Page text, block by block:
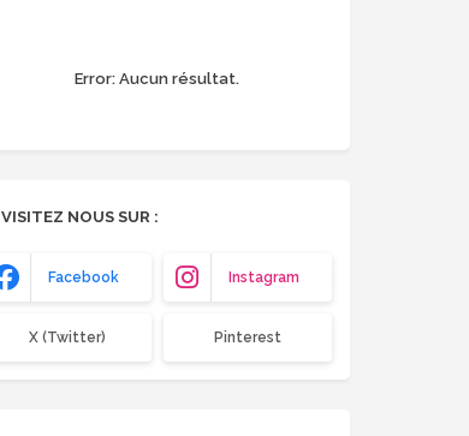
Error: Aucun résultat.
VISITEZ NOUS SUR :
Facebook Instagram
X (Twitter) Pinterest